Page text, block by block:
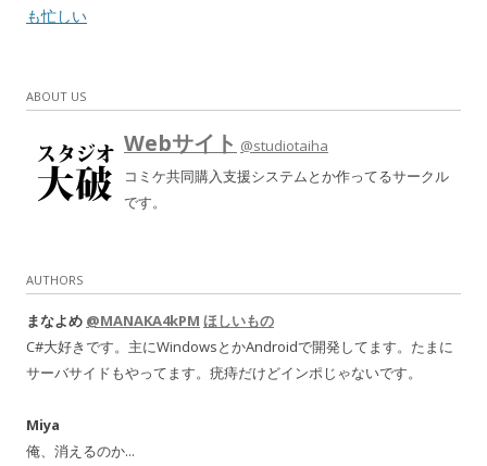
も忙しい
ABOUT US
Webサイト @studiotaiha
コミケ共同購入支援システムとか作ってるサークル
です。
AUTHORS
まなよめ @MANAKA4kPM ほしいもの
C#大好きです。主にWindowsとかAndroidで開発してます。たまに
サーバサイドもやってます。疣痔だけどインポじゃないです。
Miya
俺、消えるのか...